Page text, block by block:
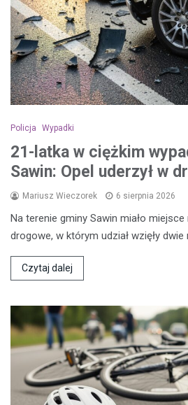
Policja Wypadki
21-latka w ciężkim
Sawin: Opel uderzył w
Mariusz Wieczorek 6 sierpnia 2026
Na terenie gminy Sawin miało
drogowe, w którym udział wzięły dwie
Czytaj dalej